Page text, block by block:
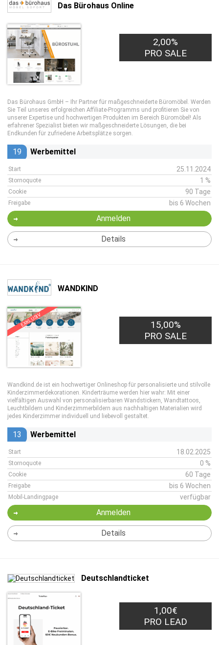
Das Bürohaus Online
2,00%
PRO SALE
Das Bürohaus GmbH – Ihr Partner für maßgeschneiderte Büromöbel. Werden
Sie Teil unseres erfolgreichen Affiliate-Programms und profitieren Sie von
unserer Expertise und hochwertigen Produkten im Bereich Büromöbel! Als
erfahrener Spezialist bieten wir maßgeschneiderte Lösungen, die bei
Endkunden für zufriedene Arbeitsplätze sorgen.
19 Werbemittel
Start 25.11.2024
Stornoquote 1 %
Cookie 90 Tage
Freigabe bis 6 Wochen
Anmelden
Details
WANDKIND
EXKLUSIV
15,00%
PRO SALE
Wandkind.de ist ein hochwertiger Onlineshop für personalisierte und stilvolle
Kinderzimmerdekorationen. Kinderträume werden hier wahr: Mit einer
vielfältigen Auswahl von personalisierbaren Wandstickern, Wandtattoos,
Leuchtbildern und Kinderzimmerbildern aus nachhaltigen Materialien wird
jedes Kinderzimmer individuell und liebevoll gestaltet.
13 Werbemittel
Start 18.02.2025
Stornoquote 0 %
Cookie 60 Tage
Freigabe bis 6 Wochen
Mobil-Landingpage verfügbar
Anmelden
Details
Deutschlandticket
1,00€
PRO LEAD